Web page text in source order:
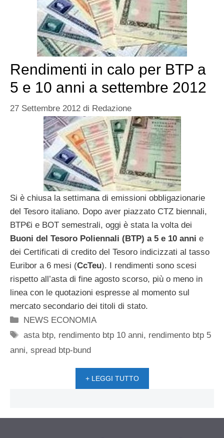
Rendimenti in calo per BTP a
5 e 10 anni a settembre 2012
27 Settembre 2012 di Redazione
Si è chiusa la settimana di emissioni obbligazionarie
del Tesoro italiano. Dopo aver piazzato CTZ biennali,
BTP€i e BOT semestrali, oggi è stata la volta dei
Buoni del Tesoro Poliennali (BTP) a 5 e 10 anni e
dei Certificati di credito del Tesoro indicizzati al tasso
Euribor a 6 mesi (CcTeu). I rendimenti sono scesi
rispetto all’asta di fine agosto scorso, più o meno in
linea con le quotazioni espresse al momento sul
mercato secondario dei titoli di stato.
Categorie
NEWS ECONOMIA
Tag
asta btp, rendimento btp 10 anni, rendimento btp 5
anni, spread btp-bund
+ LEGGI TUTTO